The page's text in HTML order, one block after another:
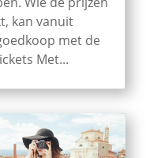
kan vanuit
met de
Met...